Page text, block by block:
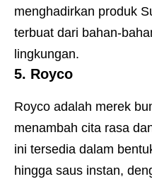
menghadirkan produk
terbuat dari bahan-
lingkungan.
5. Royco
Royco adalah merek
menambah cita rasa
ini tersedia dalam
hingga saus instan,